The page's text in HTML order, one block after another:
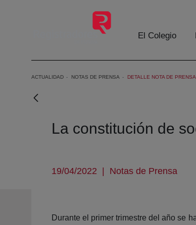
Saltar al contenido principal
El Colegio
ACTUALIDAD NOTAS DE PRENSA DETALLE NOTA DE PRENSA
La constitución de
19/04/2022 | Notas de Prensa
Durante el primer trimestre del año se